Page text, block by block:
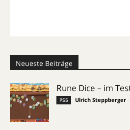
Neueste Beiträge
Rune Dice – im
PS5 Ulrich Steppberger